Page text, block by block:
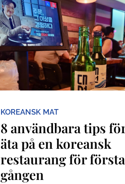
KOREANSK MAT
8 användbara tips
äta på en koreansk
restaurang för första
gången